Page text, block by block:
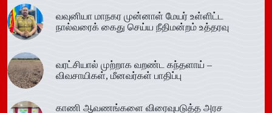
வவுனியா மாநகர முன்னாள் மேயர் உள்ளிட்ட
நால்வரைக் கைது செய்ய நீதிமன்றம் உத்தரவு
வரட்சியால் முற்றாக வறண்ட கந்தளாய் –
விவசாயிகள், மீனவர்கள் பாதிப்பு
காணி ஆவணங்களை விரைவுபடுத்த அரச